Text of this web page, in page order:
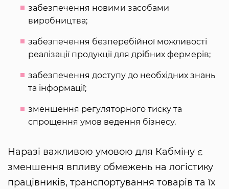
забезпечення новими засобами
виробництва;
забезпечення безперебійної можливості
реалізації продукції для дрібних фермерів;
забезпечення доступу до необхідних знань
та інформації;
зменшення регуляторного тиску та
спрощення умов ведення бізнесу.
Наразі важливою умовою для Кабміну є
зменшення впливу обмежень на логістику
працівників, транспортування товарів та їх